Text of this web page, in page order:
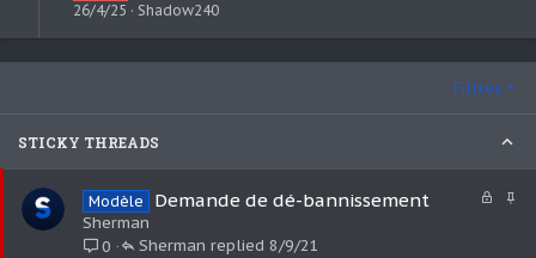
26/4/25
Shadow240
Filtres
STICKY THREADS
Modèle Demande de dé-bannissement
Sherman
0
8/9/21
Sherman